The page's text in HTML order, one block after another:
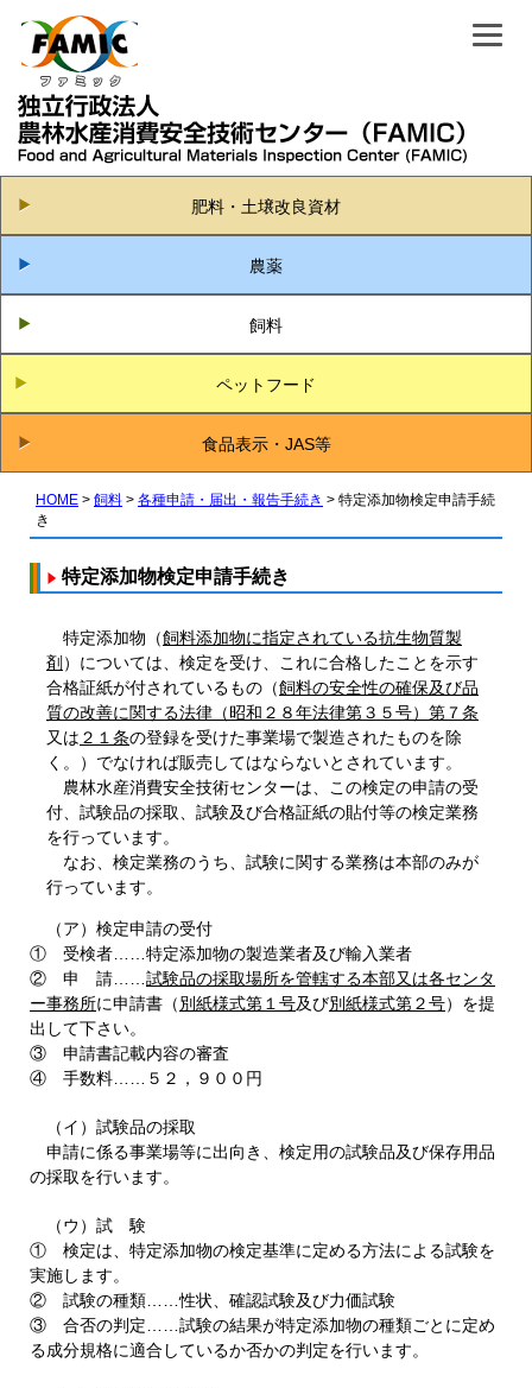
肥料・土壌改良資材
農薬
飼料
ペットフード
食品表示・JAS等
HOME 飼料 各種申請・届出・報告手続き
特定添加物検定申請手続
き
特定添加物検定申請手続き
特定添加物（飼料添加物に指定されている抗生物質製
剤 ）については、検定を受け、これに合格したことを示す
合格証紙が付されているもの（飼料の安全性の確保及び品
質の改善に関する法律（昭和２８年法律第３５号）第７条
又は ２１条の登録を受けた事業場で製造されたものを除
く。）でなければ販売してはならないとされています。
農林水産消費安全技術センターは、この検定の申請の受
付、試験品の採取、試験及び合格証紙の貼付等の検定業務
を行っています。
なお、検定業務のうち、試験に関する業務は本部のみが
行っています。
（ア）検定申請の受付
① 受検者……特定添加物の製造業者及び輸入業者
② 申 請…… 試験品の採取場所を管轄する本部又は各センタ
ー事務所に申請書（別紙様式第１号及び別紙様式第２号）を提
出して下さい。
③ 申請書記載内容の審査
④ 手数料……５２，９００円
（イ）試験品の採取
申請に係る事業場等に出向き、検定用の試験品及び保存用品
の採取を行います。
（ウ）試 験
① 検定は、特定添加物の検定基準に定める方法による試験を
実施します。
② 試験の種類……性状、確認試験及び力価試験
③ 合否の判定……試験の結果が特定添加物の種類ごとに定め
る成分規格に適合しているか否かの判定を行います。